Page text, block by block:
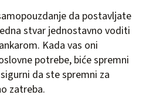
da postavljate
stvar jednostavno voditi
Kada vas oni
potrebe, biće spremni
da ste spremni za
zatreba.